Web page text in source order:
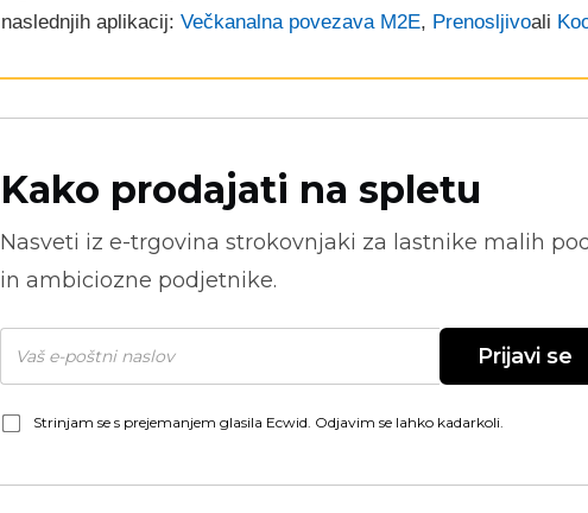
naslednjih aplikacij: Večkanalna povezava M2E, Prenosljivoali
Kako prodajati na spletu
Nasveti iz e-trgovina strokovnjaki za lastnike malih
in ambiciozne podjetnike.
Prijavi se
Strinjam se s prejemanjem glasila Ecwid. Odjavim se lahko kadarkoli.